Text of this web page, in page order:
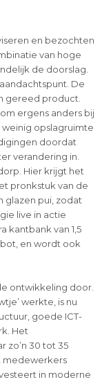
en bezochten
van hoge
de doorslag.
De
gereed product.
ergens anders bij
opslagruimte
doordat
verandering in.
Hier krijgt het
pronkstuk van de
glazen pui, zodat
live in actie
kantbank van 1,5
en wordt ook
ontwikkeling door.
werkte, is nu
goede ICT-
Het
zo’n 30 tot 35
medewerkers
in moderne